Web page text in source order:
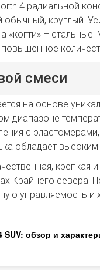
4 радиальной
круглый.
«когти» –
повышенное
смеси
на основе
диапазоне
с
обладает
Крайнего севера.
управляемость
обзор и